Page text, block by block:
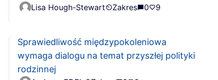
Lisa Hough-Stewart Zakres 0 9
Sprawiedliwość międzypokoleniowa
wymaga dialogu na temat przyszłej polityki
rodzinnej